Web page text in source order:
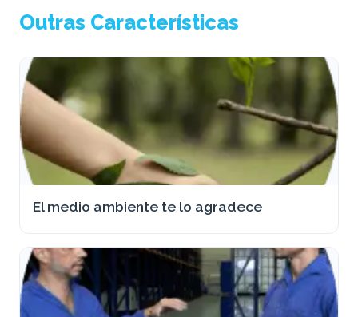
Outras Características
El medio ambiente te lo agradece